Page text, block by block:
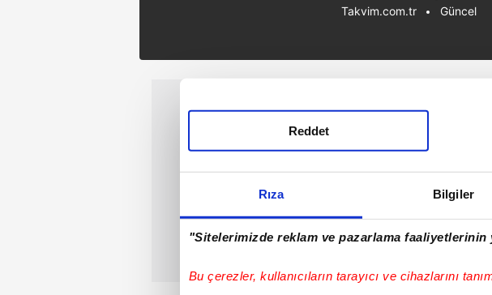
Rıza Bilgiler
"Sitelerimizde reklam ve pazarlama faaliyetlerinin
Bu çerezler, kullanıcıların tarayıcı ve cihazlarını
Reddet
Takvim.com.tr Güncel